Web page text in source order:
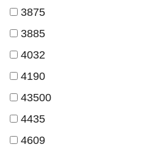
3875
3885
4032
4190
43500
4435
4609